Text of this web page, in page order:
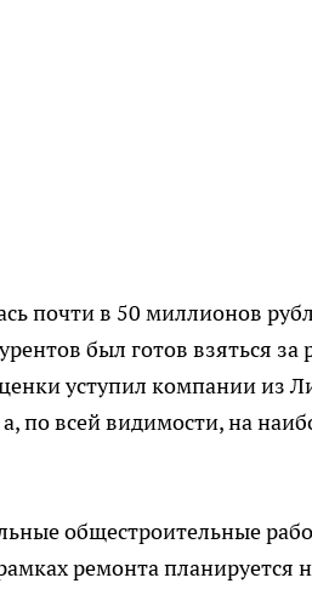
почти в 50 миллионов
был готов взяться за
уступил компании из
по всей видимости, на
общестроительные
ремонта планируется